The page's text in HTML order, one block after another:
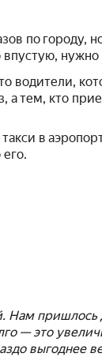
по городу,
нужно
водители,
а тем, кто
в
Нам пришлось
— это
выгоднее